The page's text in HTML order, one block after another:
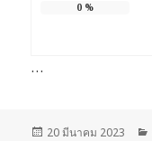
0 %
…
เขียน
20 มีนาคม 2023